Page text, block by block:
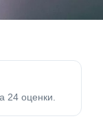
24 оценки.